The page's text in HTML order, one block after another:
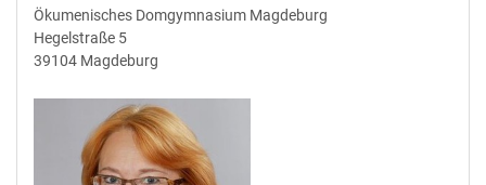
Ökumenisches Domgymnasium Magdeburg
Hegelstraße 5
39104 Magdeburg